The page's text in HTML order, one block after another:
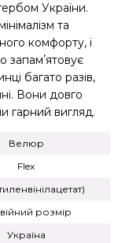
України.
та
комфорту, і
запамʼятовує
багато разів,
Вони довго
гарний вигляд.
Велюр
Flex
розмір
Україна